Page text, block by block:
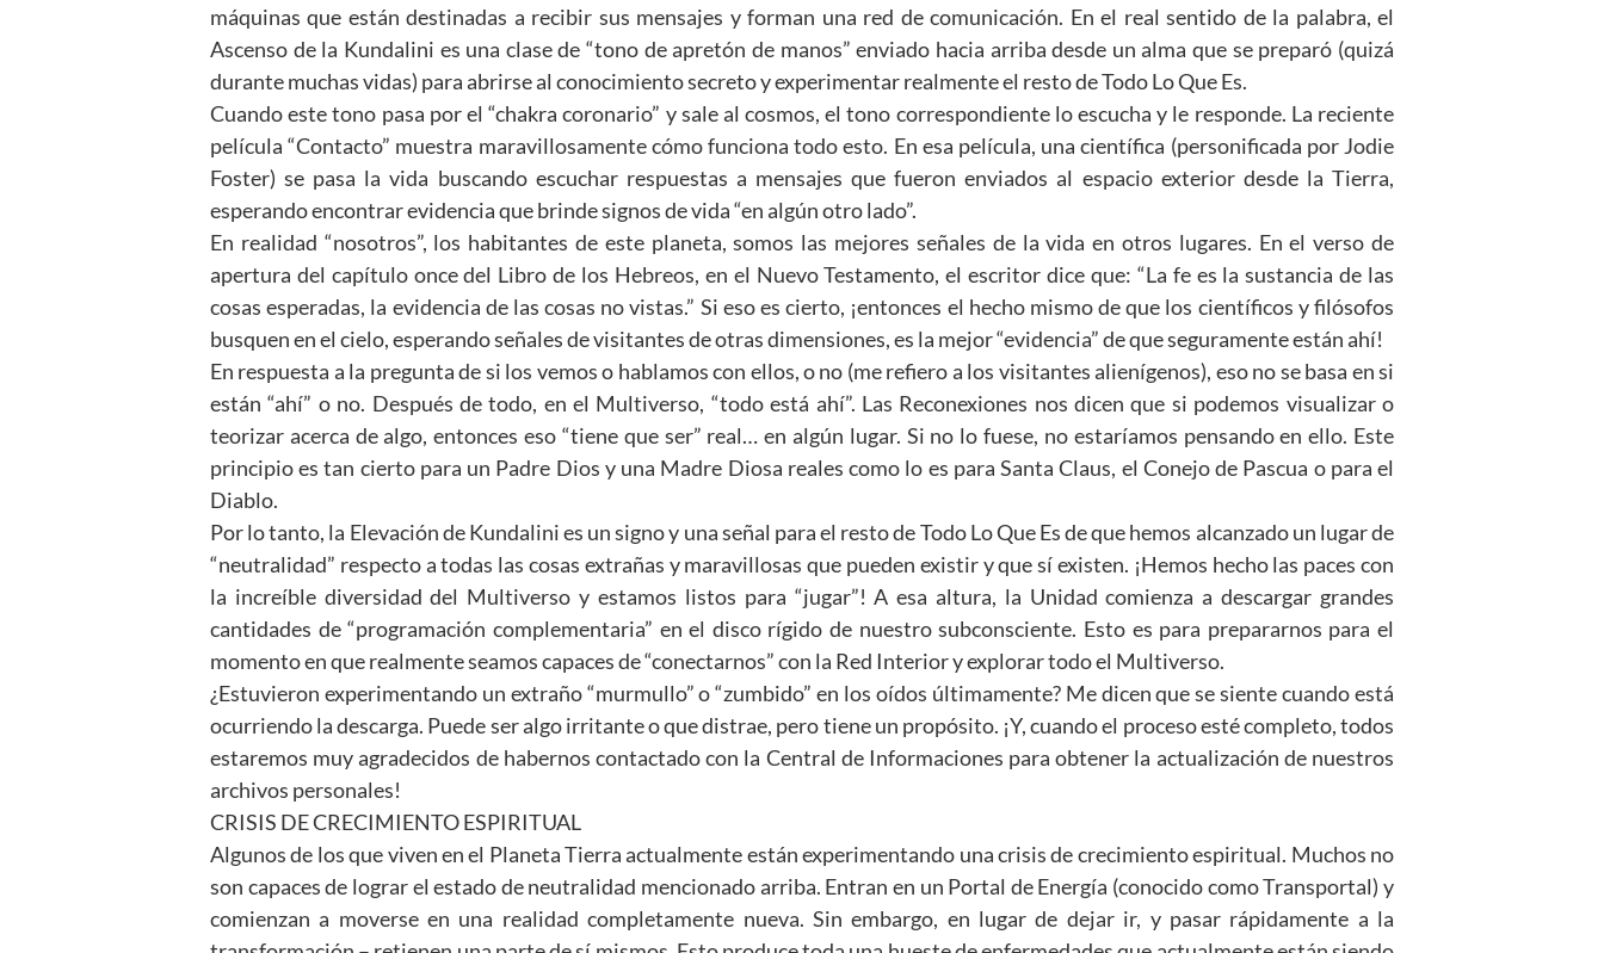
máquinas que están destinadas a recibir sus mensajes y forman una red de comunicación. En el real sentido de la palabra, el
Ascenso de la Kundalini es una clase de “tono de apretón de manos” enviado hacia arriba desde un alma que se preparó (quizá
durante muchas vidas) para abrirse al conocimiento secreto y experimentar realmente el resto de Todo Lo Que Es.
Cuando este tono pasa por el “chakra coronario” y sale al cosmos, el tono correspondiente lo escucha y le responde. La reciente
película “Contacto” muestra maravillosamente cómo funciona todo esto. En esa película, una científica (personificada por Jodie
Foster) se pasa la vida buscando escuchar respuestas a mensajes que fueron enviados al espacio exterior desde la Tierra,
esperando encontrar evidencia que brinde signos de vida “en algún otro lado”.
En realidad “nosotros”, los habitantes de este planeta, somos las mejores señales de la vida en otros lugares. En el verso de
apertura del capítulo once del Libro de los Hebreos, en el Nuevo Testamento, el escritor dice que: “La fe es la sustancia de las
cosas esperadas, la evidencia de las cosas no vistas.” Si eso es cierto, ¡entonces el hecho mismo de que los científicos y filósofos
busquen en el cielo, esperando señales de visitantes de otras dimensiones, es la mejor “evidencia” de que seguramente están ahí!
En respuesta a la pregunta de si los vemos o hablamos con ellos, o no (me refiero a los visitantes alienígenos), eso no se basa en si
están “ahí” o no. Después de todo, en el Multiverso, “todo está ahí”. Las Reconexiones nos dicen que si podemos visualizar o
teorizar acerca de algo, entonces eso “tiene que ser” real… en algún lugar. Si no lo fuese, no estaríamos pensando en ello. Este
principio es tan cierto para un Padre Dios y una Madre Diosa reales como lo es para Santa Claus, el Conejo de Pascua o para el
Diablo.
Por lo tanto, la Elevación de Kundalini es un signo y una señal para el resto de Todo Lo Que Es de que hemos alcanzado un lugar de
“neutralidad” respecto a todas las cosas extrañas y maravillosas que pueden existir y que sí existen. ¡Hemos hecho las paces con
la increíble diversidad del Multiverso y estamos listos para “jugar”! A esa altura, la Unidad comienza a descargar grandes
cantidades de “programación complementaria” en el disco rígido de nuestro subconsciente. Esto es para prepararnos para el
momento en que realmente seamos capaces de “conectarnos” con la Red Interior y explorar todo el Multiverso.
¿Estuvieron experimentando un extraño “murmullo” o “zumbido” en los oídos últimamente? Me dicen que se siente cuando está
ocurriendo la descarga. Puede ser algo irritante o que distrae, pero tiene un propósito. ¡Y, cuando el proceso esté completo, todos
estaremos muy agradecidos de habernos contactado con la Central de Informaciones para obtener la actualización de nuestros
archivos personales!
CRISIS DE CRECIMIENTO ESPIRITUAL
Algunos de los que viven en el Planeta Tierra actualmente están experimentando una crisis de crecimiento espiritual. Muchos no
son capaces de lograr el estado de neutralidad mencionado arriba. Entran en un Portal de Energía (conocido como Transportal) y
comienzan a moverse en una realidad completamente nueva. Sin embargo, en lugar de dejar ir, y pasar rápidamente a la